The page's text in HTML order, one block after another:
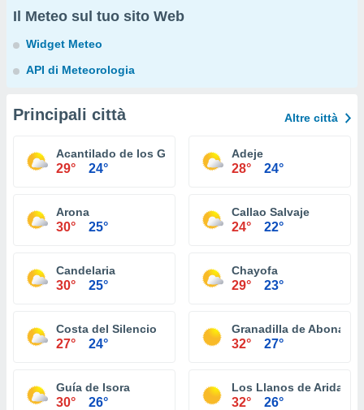
Il Meteo sul tuo sito Web
Widget Meteo
API di Meteorologia
Principali città Altre città
Acantilado de los Gigantes
29° 24°
Adeje
28° 24°
Arona
30° 25°
Callao Salvaje
24° 22°
Candelaria
30° 25°
Chayofa
29° 23°
Costa del Silencio
27° 24°
Granadilla de Abona
32° 27°
Guía de Isora
30° 26°
Los Llanos de Aridane
32° 26°